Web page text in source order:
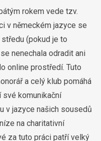
rokem vede tzv.
v německém jazyce se
(pokud je to
nenechala odradit ani
online prostředí. Tuto
a celý klub pomáhá
své komunikační
v jazyce našich sousedů
na charitativní
za tuto práci patří velký